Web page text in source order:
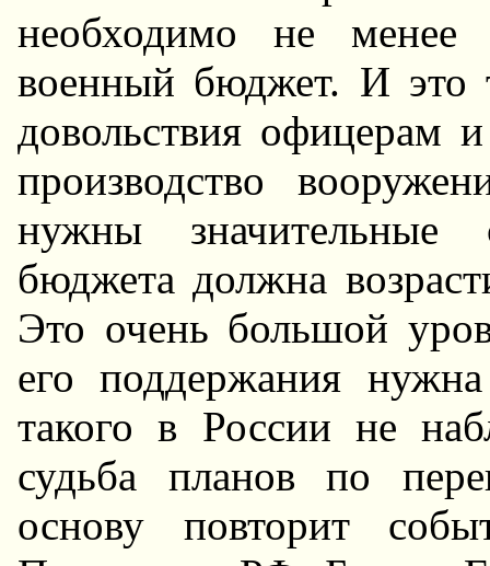
необходимо не менее
военный бюджет. И это
довольствия офицерам
производство
нужны значительные
бюджета должна
Это очень большой
его поддержания
такого в России не
судьба планов по
основу повторит